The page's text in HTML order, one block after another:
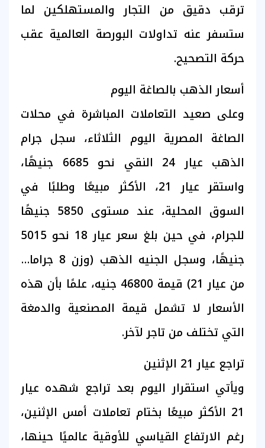
ترقب دقيق من التجار والمستهلكين لما
ستسفر عنه تداولات البورصة العالمية عقب
حركة التصحيح.
أسعار الذهب بالصاغة اليوم
وعلى صعيد التعاملات المباشرة في محلات
الصاغة المصرية اليوم الثلاثاء، سجل جرام
الذهب عيار 24 النقي نحو 6685 جنيهًا،
واستقر عيار 21، الأكثر مبيعًا وطلبًا في
السوق المحلية، عند مستوى 5850 جنيهًا
للجرام، في حين بلغ سعر عيار 18 نحو 5015
جنيهًا، وسجل الجنيه الذهب (وزن 8 جرامات
من عيار 21) قيمة 46800 جنيه، علمًا بأن هذه
الأسعار لا تشمل قيمة المصنعية والدمغة
التي تختلف من تاجر لآخر.
تراجع عيار 21 الإثنين
ويأتي استقرار اليوم بعد تراجع شهده عيار
21 الأكثر مبيعًا بختام تعاملات أمس الإثنين،
رغم الارتفاع القياسي للأوقية عالميًا حينها،